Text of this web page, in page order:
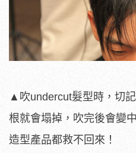
▲吹undercut髮型時，切
根就會塌掉，吹完後會變
造型產品都救不回來！